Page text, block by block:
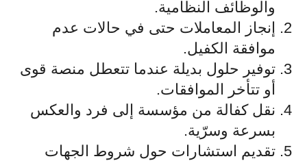
والوظائف النظامية.
إنجاز المعاملات حتى في حالات عدم
موافقة الكفيل.
توفير حلول بديلة عندما تتعطل منصة قوى
أو تتأخر الموافقات.
نقل كفالة من مؤسسة إلى فرد والعكس
بسرعة وسرّية.
تقديم استشارات حول شروط الجهات